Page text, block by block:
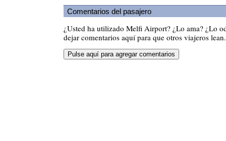
Comentarios del pasajero
¿Usted ha utilizado Melfi Airport? ¿Lo ama? ¿Lo
dejar comentarios aquí para que otros viajeros lean.